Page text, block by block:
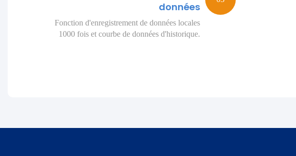
données
Fonction d'enregistrement de données locales
1000 fois et courbe de données d'historique.